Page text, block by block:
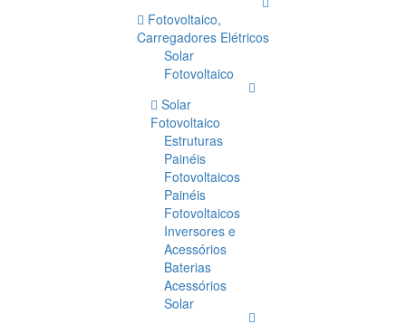
Fotovoltaico,
Carregadores Elétricos
Solar
Fotovoltaico
Solar
Fotovoltaico
Estruturas
Painéis
Fotovoltaicos
Painéis
Fotovoltaicos
Inversores e
Acessórios
Baterias
Acessórios
Solar